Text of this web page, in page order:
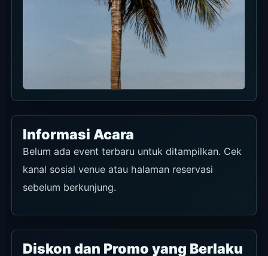
kanal sosial venue atau halaman reservasi
sebelum berkunjung.
Diskon dan Promo yang Berlaku
situs reservasi pihak ketiga yang jelas untuk The
Lawn Canggu. Lebih baik rencanakan dari
minimum belanja tiap tempat duduk, deposit,
dan syarat reservasi daripada menunggu kupon
Deposit akan dipakai untuk tagihan akhir, tetapi
bersifat tidak bisa dikembalikan. Pilih tempat